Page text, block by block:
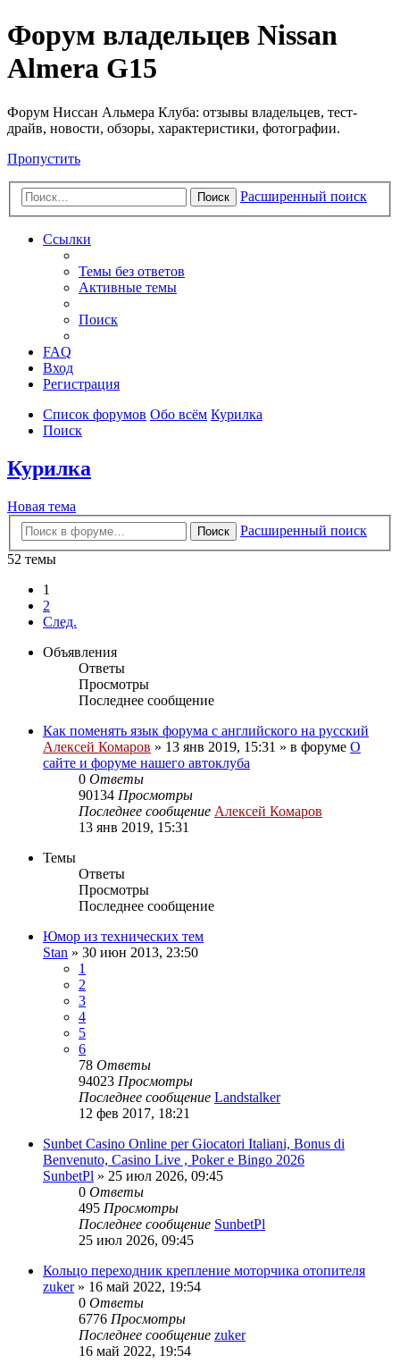
Форум владельцев Nissan
Almera G15
Форум Ниссан Альмера Клуба: отзывы владельцев, тест-
драйв, новости, обзоры, характеристики, фотографии.
Пропустить
Поиск Расширенный поиск
Ссылки
Темы без ответов
Активные темы
Поиск
FAQ
Вход
Регистрация
Список форумов Обо всём Курилка
Поиск
Курилка
Новая тема
Поиск
Расширенный поиск
52 темы
1
2
След.
Объявления
Ответы
Просмотры
Последнее сообщение
Как поменять язык форума с английского на русский
Алексей Комаров » 13 янв 2019, 15:31 » в форуме О
сайте и форуме нашего автоклуба
0 Ответы
90134 Просмотры
Последнее сообщение Алексей Комаров
13 янв 2019, 15:31
Темы
Ответы
Просмотры
Последнее сообщение
Юмор из технических тем
Stan » 30 июн 2013, 23:50
1
2
3
4
5
6
78 Ответы
94023 Просмотры
Последнее сообщение Landstalker
12 фев 2017, 18:21
Sunbet Casino Online per Giocatori Italiani, Bonus di
Benvenuto, Casino Live , Poker e Bingo 2026
SunbetPl » 25 июл 2026, 09:45
0 Ответы
495 Просмотры
Последнее сообщение SunbetPl
25 июл 2026, 09:45
Кольцо переходник крепление моторчика отопителя
zuker» 16 май 2022, 19:54
0 Ответы
6776 Просмотры
Последнее сообщение zuker
16 май 2022, 19:54